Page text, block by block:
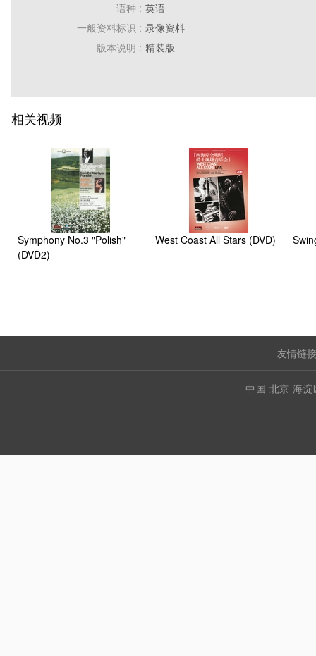
语种 : 英语
一般资料标识 : 录像资料
版本说明 : 精装版
特殊资料标识和文献数量 : 1DVD
相关视频
Symphony No.3 "Polish"
(DVD2)
West Coast All Stars (DVD)
友情链
中国 北京 海